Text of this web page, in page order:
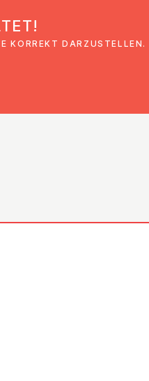
Veranstaltungen
KORREKT DARZUSTELLEN.